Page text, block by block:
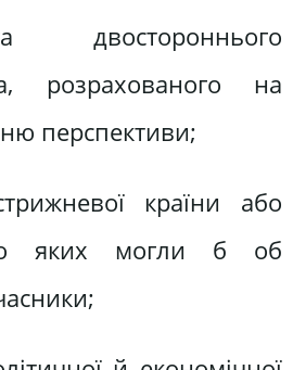
двостороннього
розрахованого на
перспективи;
країни або
яких могли б об